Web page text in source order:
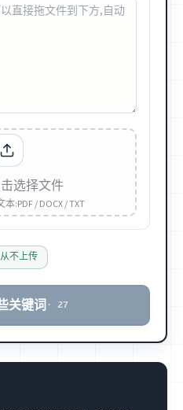
选择文件
:PDF / DOCX / TXT
不上传
关键词 · 27